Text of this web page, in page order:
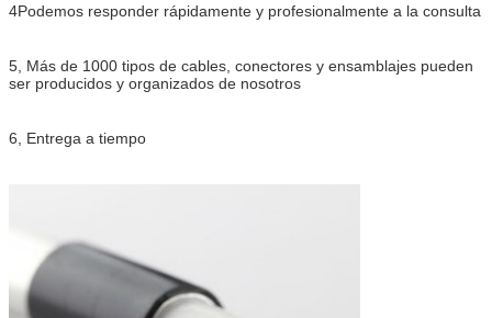
4Podemos responder rápidamente y profesionalmente a la consulta
5, Más de 1000 tipos de cables, conectores y ensamblajes pueden
ser producidos y organizados de nosotros
6, Entrega a tiempo